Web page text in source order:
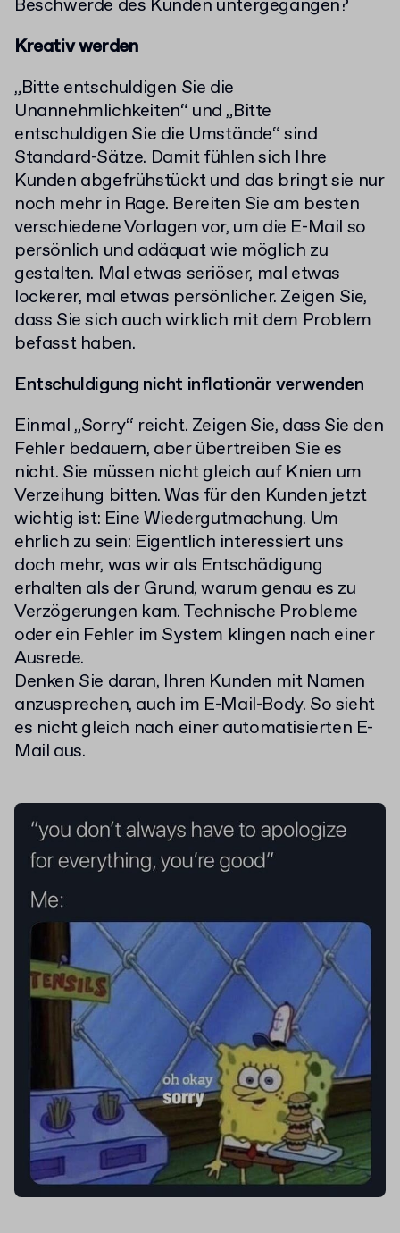
Beschwerde des Kunden untergegangen?
Kreativ werden
„Bitte entschuldigen Sie die
Unannehmlichkeiten“ und „Bitte
entschuldigen Sie die Umstände“ sind
Standard-Sätze. Damit fühlen sich Ihre
Kunden abgefrühstückt und das bringt sie nur
noch mehr in Rage. Bereiten Sie am besten
verschiedene Vorlagen vor, um die E-Mail so
persönlich und adäquat wie möglich zu
gestalten. Mal etwas seriöser, mal etwas
lockerer, mal etwas persönlicher. Zeigen Sie,
dass Sie sich auch wirklich mit dem Problem
befasst haben.
Entschuldigung nicht inflationär verwenden
Einmal „Sorry“ reicht. Zeigen Sie, dass Sie den
Fehler bedauern, aber übertreiben Sie es
nicht. Sie müssen nicht gleich auf Knien um
Verzeihung bitten. Was für den Kunden jetzt
wichtig ist: Eine Wiedergutmachung. Um
ehrlich zu sein: Eigentlich interessiert uns
doch mehr, was wir als Entschädigung
erhalten als der Grund, warum genau es zu
Verzögerungen kam. Technische Probleme
oder ein Fehler im System klingen nach einer
Ausrede.
Denken Sie daran, Ihren Kunden mit Namen
anzusprechen, auch im E-Mail-Body. So sieht
es nicht gleich nach einer automatisierten E-
Mail aus.